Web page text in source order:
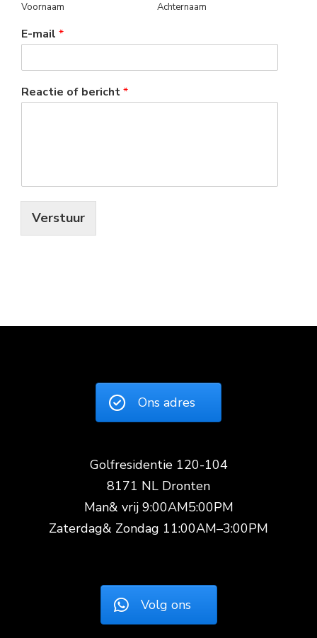
Voornaam Achternaam
E-mail *
Reactie of bericht*
Verstuur
Ons adres
Golfresidentie 120-104
8171 NL Dronten
Man& vrij 9:00AM5:00PM
Zaterdag& Zondag 11:00AM–3:00PM
Volg ons